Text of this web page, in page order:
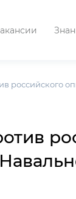
российского